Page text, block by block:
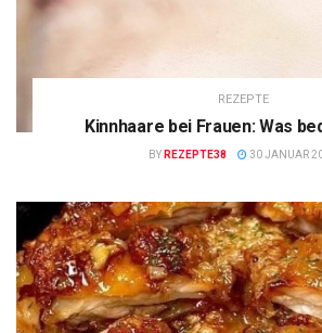
REZEPTE
Kinnhaare bei Frauen: Was
BY REZEPTE38 30 JANUAR